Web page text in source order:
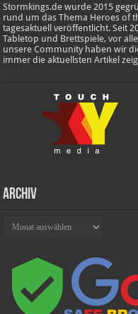
Stormkings.de wurde 2015
rund um das Thema Heroes of
tagesaktuell veröffentlicht. Seit
Tabletop und Brettspiele, vor
unsere Community haben wir
immer die aktuellsten Artikel
Archiv